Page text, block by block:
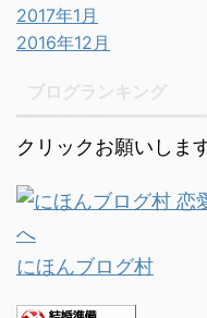
2017年1月
2016年12月
クリックお願いしま
にほんブログ村